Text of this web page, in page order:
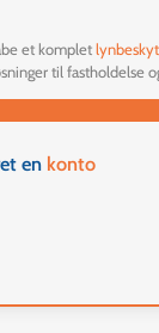
et komplet
til fastholdelse
en konto